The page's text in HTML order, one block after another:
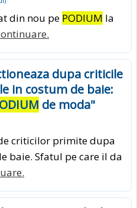
din nou pe PODIUM la
dupa criticile
in costum de baie:
de moda"
criticilor primite dupa
baie. Sfatul pe care il da